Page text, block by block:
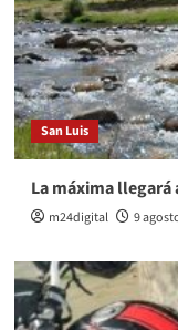
San Luis
La máxima llegará
m24digital 9